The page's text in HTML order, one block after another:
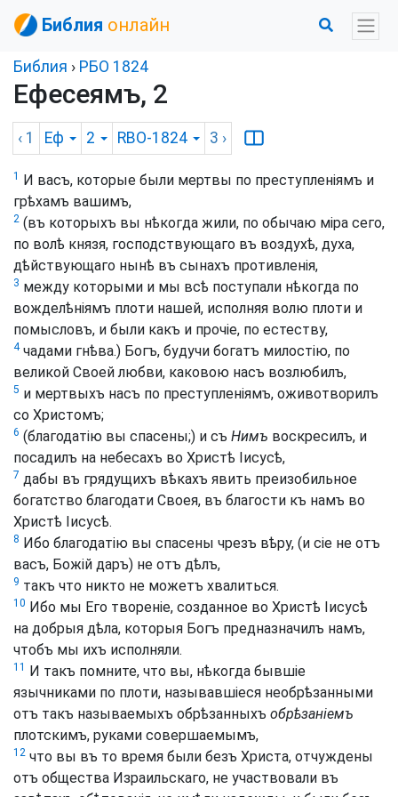
Библия онлайн
Библия › РБО 1824
Ефесеямъ, 2
‹ 1 Еф 2 RBO-1824 3 ›
1
И васъ, которые были мертвы по преступленіямъ и
грѣхамъ вашимъ,
2 (въ которыхъ вы нѣкогда жили, по обычаю міра сего,
по волѣ князя, господствующаго въ воздухѣ, духа,
дѣйствующаго нынѣ въ сынахъ противленія,
3 между которыми и мы всѣ поступали нѣкогда по
вожделѣніямъ плоти нашей, исполняя волю плоти и
помысловъ, и были какъ и прочіе, по естеству,
4чадами гнѣва.) Богъ, будучи богатъ милостію, по
великой Своей любви, каковою насъ возлюбилъ,
5 и мертвыхъ насъ по преступленіямъ, оживотворилъ
со Христомъ;
6 (благодатію вы спасены;) и съ Нимъ воскресилъ, и
посадилъ на небесахъ во Христѣ Іисусѣ,
7 дабы въ грядущихъ вѣкахъ явить преизобильное
богатство благодати Своея, въ благости къ намъ во
Христѣ Іисусѣ.
8 Ибо благодатію вы спасены чрезъ вѣру, (и сіе не отъ
васъ, Божій даръ) не отъ дѣлъ,
9 такъ что никто не можетъ хвалиться.
10 Ибо мы Его твореніе, созданное во Христѣ Іисусѣ
на добрыя дѣла, которыя Богъ предназначилъ намъ,
чтобъ мы ихъ исполняли.
11
И такъ помните, что вы, нѣкогда бывшіе
язычниками по плоти, называвшіеся необрѣзанными
отъ такъ называемыхъ обрѣзанныхъ обрѣзаніемъ
плотскимъ, руками совершаемымъ,
12 что вы въ то время были безъ Христа, отчуждены
отъ общества Израильскаго, не участвовали въ